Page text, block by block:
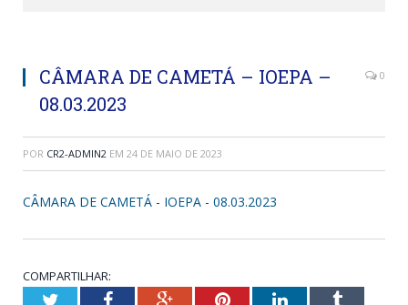
CÂMARA DE CAMETÁ – IOEPA –
08.03.2023
0
POR CR2-ADMIN2 EM 24 DE MAIO DE 2023
CÂMARA DE CAMETÁ - IOEPA - 08.03.2023
COMPARTILHAR:
TwitterFacebookGoogle+PinterestLinkedInTumblr